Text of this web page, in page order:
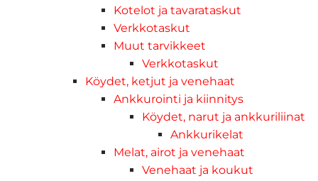
Kotelot ja tavarataskut
Verkkotaskut
Muut tarvikkeet
Verkkotaskut
Köydet, ketjut ja venehaat
Ankkurointi ja kiinnitys
Köydet, narut ja ankkuriliinat
Ankkurikelat
Melat, airot ja venehaat
Venehaat ja koukut